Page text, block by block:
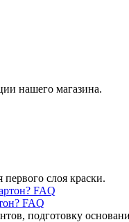
нашего магазина.
первого слоя краски.
FAQ
подготовку